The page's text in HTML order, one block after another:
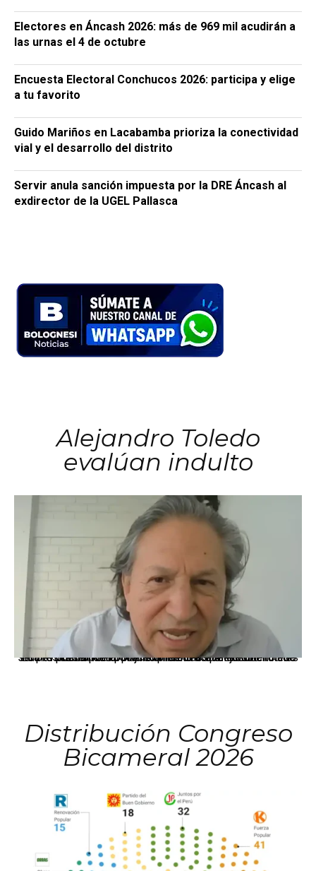
Electores en Áncash 2026: más de 969 mil acudirán a
las urnas el 4 de octubre
Encuesta Electoral Conchucos 2026: participa y elige
a tu favorito
Guido Mariños en Lacabamba prioriza la conectividad
vial y el desarrollo del distrito
Servir anula sanción impuesta por la DRE Áncash al
exdirector de la UGEL Pallasca
Alejandro Toledo
evalúan indulto
La presidenta Keiko Fujimori informó que la solicitud de indulto presentada por el expresidente Alejandro Toledo será evaluada por la Comisión de Gracias Presidenciales conforme al procedimiento establecido.
Distribución Congreso
Bicameral 2026